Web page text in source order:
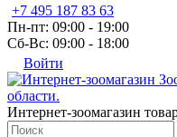
+7 495 187 83 63
Пн-пт: 09:00 - 19:00
Сб-Вс: 09:00 - 18:00
Войти
Интернет-зоомагазин